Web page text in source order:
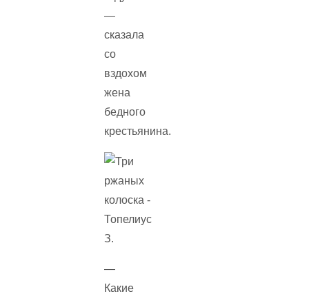
—
сказала
со
вздохом
жена
бедного
крестьянина.
—
Какие